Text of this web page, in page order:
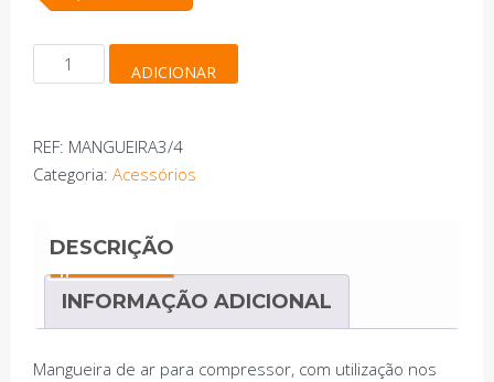
Quantidade
de
compressor
3/4
ADICIONAR
REF: MANGUEIRA3/4
Categoria: Acessórios
DESCRIÇÃO
INFORMAÇÃO ADICIONAL
Mangueira de ar para compressor, com utilização nos